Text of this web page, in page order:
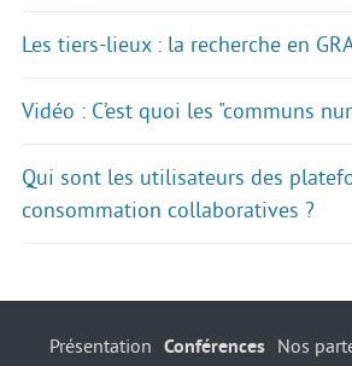
Les tiers-lieux : la recherche en
Vidéo : C’est quoi les "communs
Qui sont les utilisateurs des
consommation collaboratives ?
Présentation Conférences Nos